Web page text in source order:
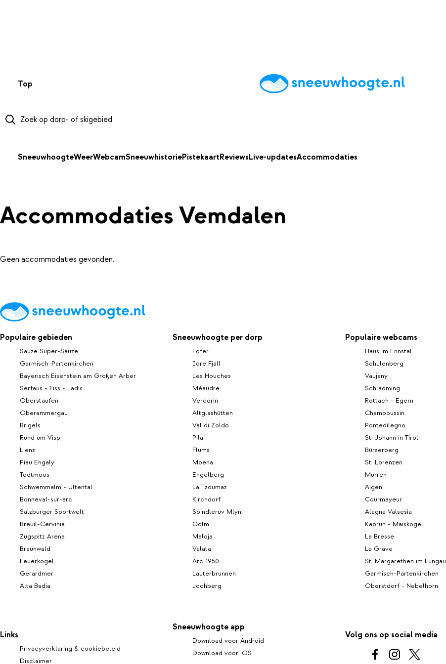
Top 50 AccommodatiesTipsReviewsLive updatesApp
SneeuwhoogteWeerWebcamSneeuwhistoriePistekaartReviewsLive-updatesAccommodaties
Accommodaties Vemdalen
Geen accommodaties gevonden.
Populaire gebieden
Sauze Super-Sauze
Garmisch-Partenkirchen
Bayerisch Eisenstein am Großen Arber
Serfaus - Fiss - Ladis
Oberstaufen
Oberammergau
Brigels
Rund um Visp
Lienz
Piau Engaly
Todtmoos
Schwemmalm - Ultental
Bonneval-sur-arc
Salzburger Sportwelt
Breuil-Cervinia
Zugspitz Arena
Braunwald
Feuerkogel
Gerardmer
Alta Badia
Sneeuwhoogte per dorp
Lofer
Idre Fjäll
Les Houches
Méaudre
Vercorin
Altglashütten
Val di Zoldo
Pila
Flums
Moena
Engelberg
La Tzoumaz
Kirchdorf
Spindleruv Mlyn
Golm
Maloja
Valata
Arc 1950
Lauterbrunnen
Jochberg
Populaire webcams
Haus im Ennstal
Schulenberg
Vaujany
Schladming
Rottach - Egern
Champoussin
Pontedilegno
St. Johann in Tirol
Bürserberg
St. Lorenzen
Mürren
Aigen
Courmayeur
Alagna Valsesia
Kaprun - Maiskogel
La Bresse
La Grave
St. Margarethen im Lungau
Garmisch-Partenkirchen
Oberstdorf - Nebelhorn
Links
Privacyverklaring & cookiebeleid
Disclaimer
Sneeuwhoogte app
Download voor Android
Download voor iOS
Volg ons op social media